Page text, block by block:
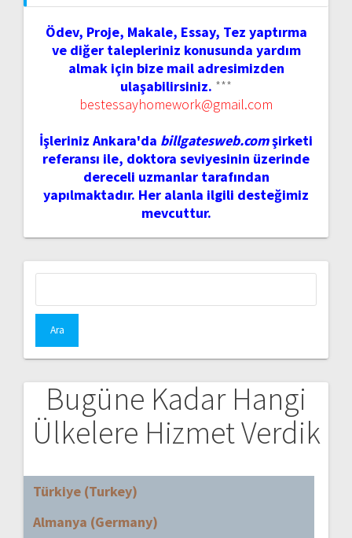
Ödev, Proje, Makale, Essay, Tez yaptırma
ve diğer talepleriniz konusunda yardım
almak için bize mail adresimizden
ulaşabilirsiniz. ***
bestessayhomework@gmail.com
İşleriniz Ankara'da billgatesweb.comşirketi
referansı ile, doktora seviyesinin üzerinde
dereceli uzmanlar tarafından
yapılmaktadır. Her alanla ilgili desteğimiz
mevcuttur.
Bugüne Kadar Hangi
Ülkelere Hizmet Verdik
Türkiye (Turkey)
Almanya (Germany)